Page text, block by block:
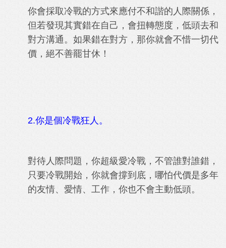
你會採取冷戰的方式來應付不和諧的人際關係，
但若發現其實錯在自己，會扭轉態度，低頭去和
對方溝通。如果錯在對方，那你就會不惜一切代
價，絕不善罷甘休！
2.你是個冷戰狂人。
對待人際問題，你超級愛冷戰，不管誰對誰錯，
只要冷戰開始，你就會撐到底，哪怕代價是多年
的友情、愛情、工作，你也不會主動低頭。